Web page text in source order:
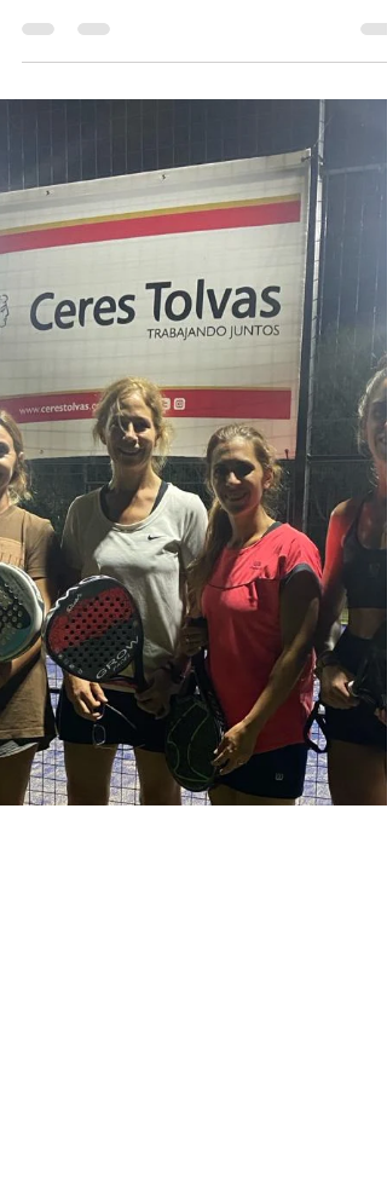
Padel
éxito, felicitaciones a todos los que
participaron de...